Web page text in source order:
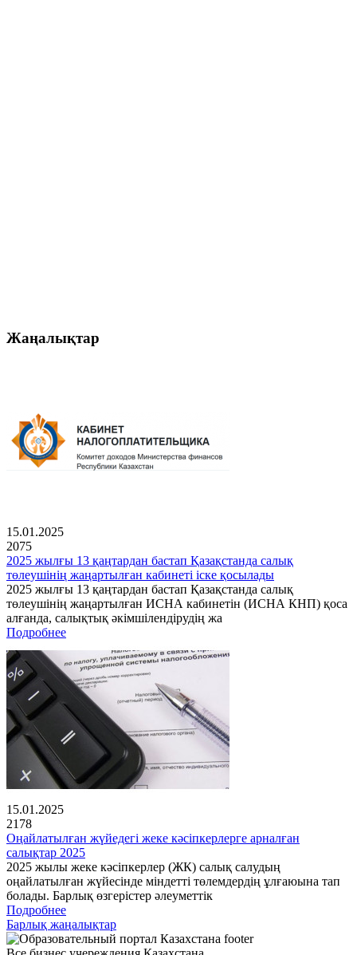
Жаңалықтар
15.01.2025
2075
2025 жылғы 13 қаңтардан бастап Қазақстанда салық
төлеушінің жаңартылған кабинеті іске қосылады
2025 жылғы 13 қаңтардан бастап Қазақстанда салық
төлеушінің жаңартылған ИСНА кабинетін (ИСНА КНП) қоса
алғанда, салықтық әкімшілендірудің жа
Подробнее
15.01.2025
2178
Оңайлатылған жүйедегі жеке кәсіпкерлерге арналған
салықтар 2025
2025 жылы жеке кәсіпкерлер (ЖК) салық салудың
оңайлатылған жүйесінде міндетті төлемдердің ұлғаюына тап
болады. Барлық өзгерістер әлеуметтік
Подробнее
Барлық жаңалықтар